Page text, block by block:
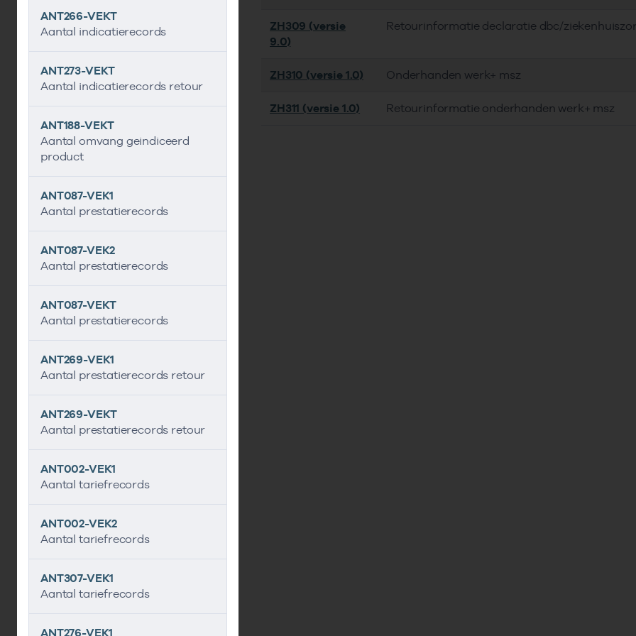
ANT266-VEKT
Aantal indicatierecords
ANT273-VEKT
Aantal indicatierecords retour
ANT188-VEKT
Aantal omvang geindiceerd
product
ANT087-VEK1
Aantal prestatierecords
ANT087-VEK2
Aantal prestatierecords
ANT087-VEKT
Aantal prestatierecords
ANT269-VEK1
Aantal prestatierecords retour
ANT269-VEKT
Aantal prestatierecords retour
ANT002-VEK1
Aantal tariefrecords
ANT002-VEK2
Aantal tariefrecords
ANT307-VEK1
Aantal tariefrecords
ANT276-VEK1
ZH309 (versie
9.0)
Retourinformatie declaratie dbc/
ZH310 (versie 1.0) Onderhanden werk+ msz
ZH311 (versie 1.0) Retourinformatie onderhanden werk+ msz